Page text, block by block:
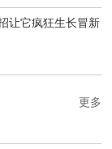
让它疯狂生长冒新
更多